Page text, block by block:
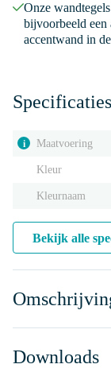
Onze
bijvoorbeeld
accentwand in
Specificaties
i Maatvoering
Kleur
Kleurnaam
Bekijk alle
Downloads